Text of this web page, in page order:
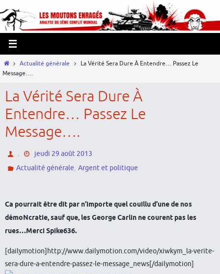
vers
le
contenu
HomeActualité générale
La Vérité Sera Dure À Entendre… Passez Le
Message….
La Vérité Sera Dure À
Entendre… Passez Le
Message….
.
jeudi 29 août 2013
Actualité générale,Argent et politique
Ca pourrait être dit par n’importe quel couillu d’une de nos
démoNcratie, sauf que, les George Carlin ne courent pas les
rues…Merci Spike636.
[dailymotion]http://www.dailymotion.com/video/xiwkym_la-verite-
sera-dure-a-entendre-passez-le-message_news[/dailymotion]